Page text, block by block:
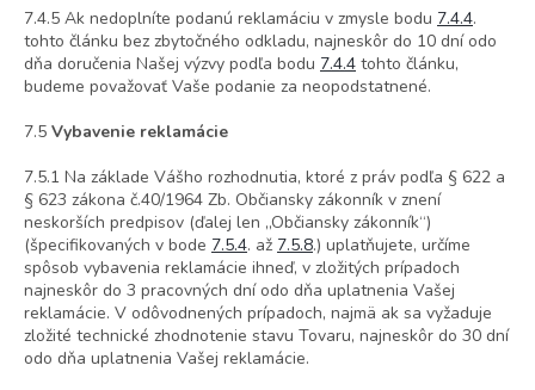
7.4.5 Ak nedoplníte podanú reklamáciu v zmysle bodu 7.4.4.
tohto článku bez zbytočného odkladu, najneskôr do 10 dní odo
dňa doručenia Našej výzvy podľa bodu 7.4.4 tohto článku,
budeme považovať Vaše podanie za neopodstatnené.
7.5 Vybavenie reklamácie
7.5.1 Na základe Vášho rozhodnutia, ktoré z práv podľa § 622 a
§ 623 zákona č.40/1964 Zb. Občiansky zákonník v znení
neskorších predpisov (ďalej len „Občiansky zákonník“)
(špecifikovaných v bode 7.5.4. až 7.5.8.) uplatňujete, určíme
spôsob vybavenia reklamácie ihneď, v zložitých prípadoch
najneskôr do 3 pracovných dní odo dňa uplatnenia Vašej
reklamácie. V odôvodnených prípadoch, najmä ak sa vyžaduje
zložité technické zhodnotenie stavu Tovaru, najneskôr do 30 dní
odo dňa uplatnenia Vašej reklamácie.